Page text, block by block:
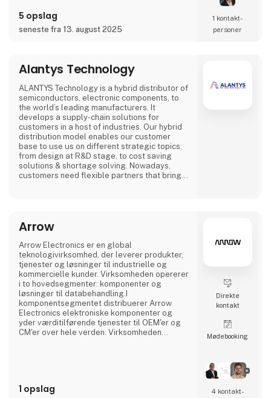
indlejrede standardprodukter på verdensplan
5 opslag
seneste fra 13. august 2025
1 kontakt­
personer
Alantys Technology
ALANTYS Technology is a hybrid distributor of
semiconductors, electronic components, to
the world’s leading manufacturers. It
develops a supply-chain solutions for
customers in a host of industries. Our hybrid
distribution model enables our customer
base to use us on different strategic topics:
from design at R&D stage, to cost saving
solutions & shortage solving. Nowadays,
customers need flexible partners that bring
Arrow
Arrow Electronics er en global
teknologivirksomhed, der leverer produkter,
tjenester og løsninger til industrielle og
kommercielle kunder. Virksomheden opererer
i to hovedsegmenter: komponenter og
løsninger til databehandling.I
komponentsegmentet distribuerer Arrow
Electronics elektroniske komponenter og
yder værditilførende tjenester til OEM'er og
CM'er over hele verden. Virksomheden
Electronics IT-løsninger og -tjenester til
1 opslag
Direkte
kontakt
Møde­booking
4 kontakt­